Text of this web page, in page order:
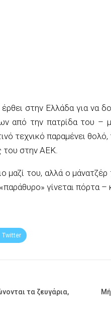
στην Ελλάδα για να
από την πατρίδα του –
τεχνικό παραμένει θολό,
του στην ΑΕΚ.
μαζί του, αλλά ο
γίνεται πόρτα –
Twitter
τα ζευγάρια,